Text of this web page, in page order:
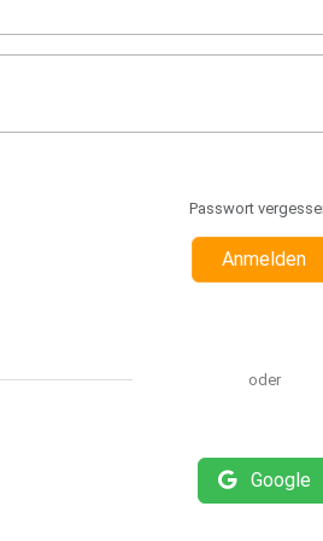
Passwort
Anmelden
oder
Google